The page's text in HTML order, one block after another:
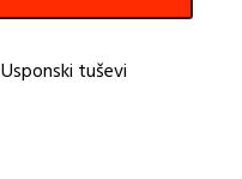
Usponski tuševi